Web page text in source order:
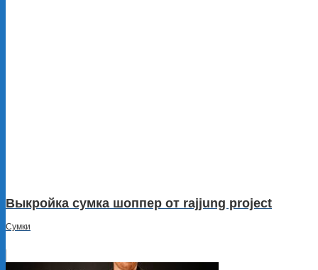
Выкройка сумка шоппер от rajjung project
Сумки